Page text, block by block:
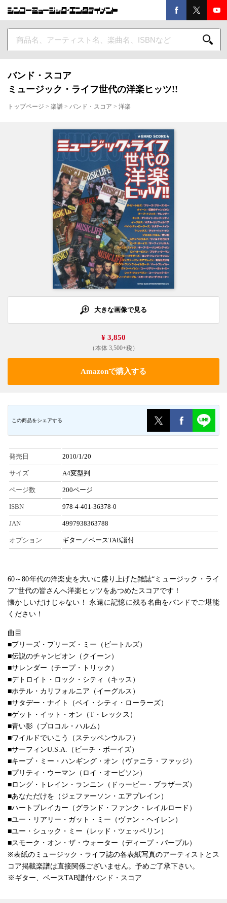
バンド・スコア
ミュージック・ライフ世代の洋楽ヒッツ!!
トップページ > 楽譜 > バンド・スコア > 洋楽
大きな画像で見る
¥ 3,850
（本体 3,500+税）
Amazonで購入する
この商品をシェアする
発売日 2010/1/20
サイズ A4変型判
ページ数 200ページ
ISBN 978-4-401-36378-0
JAN 4997938363788
オプション ギター／ベースTAB譜付
60～80年代の洋楽史を大いに盛り上げた雑誌“ミュージック・ライ
フ”世代の皆さんへ洋楽ヒッツをあつめたスコアです！
懐かしいだけじゃない！ 永遠に記憶に残る名曲をバンドでご堪能
ください！
曲目
■プリーズ・プリーズ・ミー（ビートルズ）
■伝説のチャンピオン（クイーン）
■サレンダー（チープ・トリック）
■デトロイト・ロック・シティ（キッス）
■ホテル・カリフォルニア（イーグルス）
■サタデー・ナイト（ベイ・シティ・ローラーズ）
■ゲット・イット・オン（T・レックス）
■青い影（プロコル・ハルム）
■ワイルドでいこう（ステッペンウルフ）
■サーフィンU.S.A.（ビーチ・ボーイズ）
■キープ・ミー・ハンギング・オン（ヴァニラ・ファッジ）
■プリティ・ウーマン（ロイ・オービソン）
■ロング・トレイン・ランニン（ドゥービー・ブラザーズ）
■あなただけを（ジェファーソン・エアプレイン）
■ハートブレイカー（グランド・ファンク・レイルロード）
■ユー・リアリー・ガット・ミー（ヴァン・ヘイレン）
■ユー・シュック・ミー（レッド・ツェッペリン）
■スモーク・オン・ザ・ウォーター（ディープ・パープル）
※表紙のミュージック・ライフ誌の各表紙写真のアーティストとス
コア掲載楽譜は直接関係ございません。予めご了承下さい。
※ギター、ベースTAB譜付バンド・スコア